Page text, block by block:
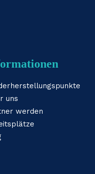
uns
werden